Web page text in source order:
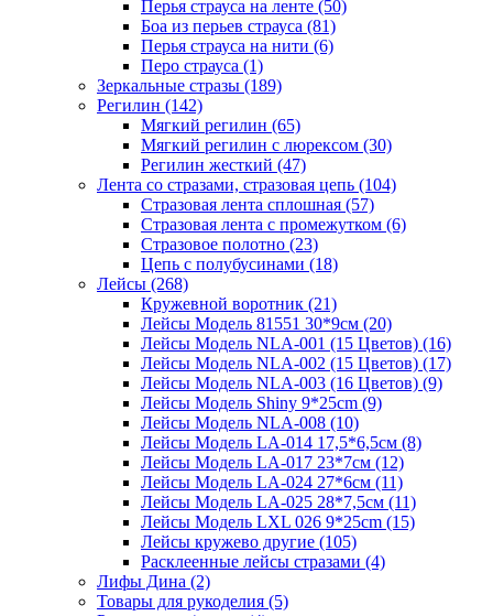
Перья страуса на ленте (50)
Боа из перьев страуса (81)
Перья страуса на нити (6)
Перо страуса (1)
Зеркальные стразы (189)
Регилин (142)
Мягкий регилин (65)
Мягкий регилин с люрексом (30)
Регилин жесткий (47)
Лента со стразами, стразовая цепь (104)
Стразовая лента сплошная (57)
Стразовая лента с промежутком (6)
Стразовое полотно (23)
Цепь с полубусинами (18)
Лейсы (268)
Кружевной воротник (21)
Лейсы Модель 81551 30*9см (20)
Лейсы Модель NLA-001 (15 Цветов) (16)
Лейсы Модель NLA-002 (15 Цветов) (17)
Лейсы Модель NLA-003 (16 Цветов) (9)
Лейсы Модель Shiny 9*25cm (9)
Лейсы Модель NLA-008 (10)
Лейсы Модель LA-014 17,5*6,5см (8)
Лейсы Модель LA-017 23*7см (12)
Лейсы Модель LA-024 27*6см (11)
Лейсы Модель LA-025 28*7,5см (11)
Лейсы Модель LXL 026 9*25cm (15)
Лейсы кружево другие (105)
Расклеенные лейсы стразами (4)
Лифы Дина (2)
Товары для рукоделия (5)